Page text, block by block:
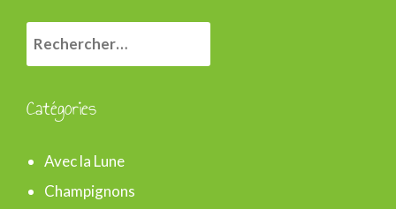
R
e
e
r
Catégories
Avec la Lune
Champignons